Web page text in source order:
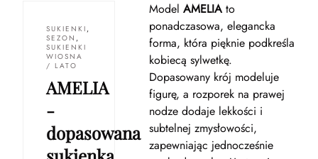
SUKIENKI ,
SEZON ,
SUKIENKI
WIOSNA
/ LATO
AMELIA
-
dopasowana
Model AMELIAto
ponadczasowa, elegancka
forma, która pięknie podkreśla
kobiecą sylwetkę.
Dopasowany krój modeluje
figurę, a rozporek na prawej
nodze dodaje lekkości i
subtelnej zmysłowości,
zapewniając jednocześnie